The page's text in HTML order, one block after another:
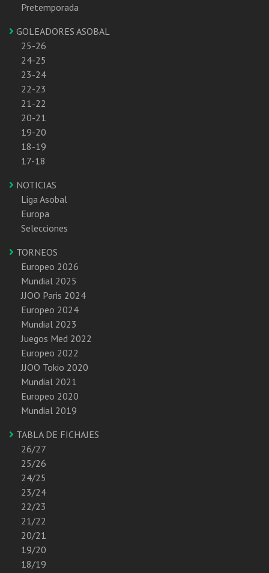
Pretemporada
GOLEADORES ASOBAL
25-26
24-25
23-24
22-23
21-22
20-21
19-20
18-19
17-18
NOTICIAS
Liga Asobal
Europa
Selecciones
TORNEOS
Europeo 2026
Mundial 2025
JJOO Paris 2024
Europeo 2024
Mundial 2023
Juegos Med 2022
Europeo 2022
JJOO Tokio 2020
Mundial 2021
Europeo 2020
Mundial 2019
TABLA DE FICHAJES
26/27
25/26
24/25
23/24
22/23
21/22
20/21
19/20
18/19